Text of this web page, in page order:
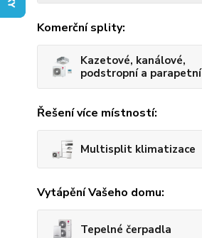
Komerční splity:
Kazetové, kanálové,
podstropní a parapetní
Řešení více místností:
Multisplit klimatizace
Vytápění Vašeho domu:
Tepelné čerpadla